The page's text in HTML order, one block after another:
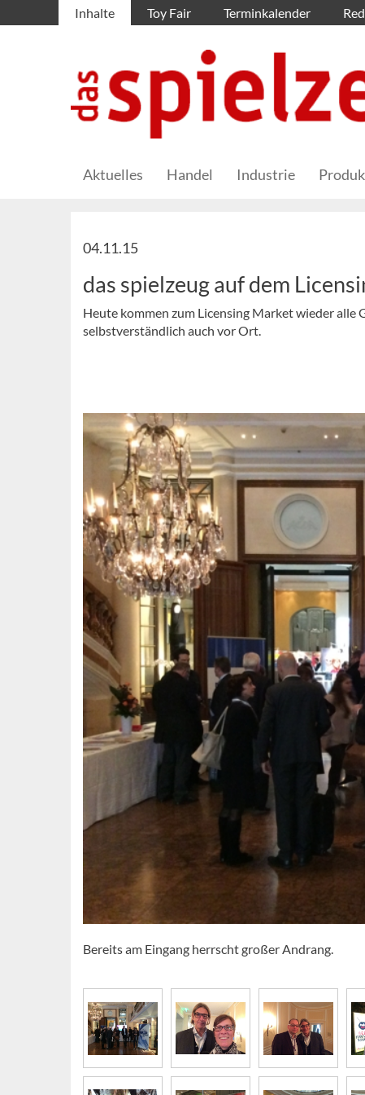
Inhalte Toy Fair Terminkalender
Aktuelles Handel Industrie
04.11.15
das spielzeug auf dem
Heute kommen zum Licensing Market wieder alle
selbstverständlich auch vor Ort.
Bereits am Eingang herrscht großer Andrang.